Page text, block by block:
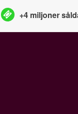
+4 miljoner